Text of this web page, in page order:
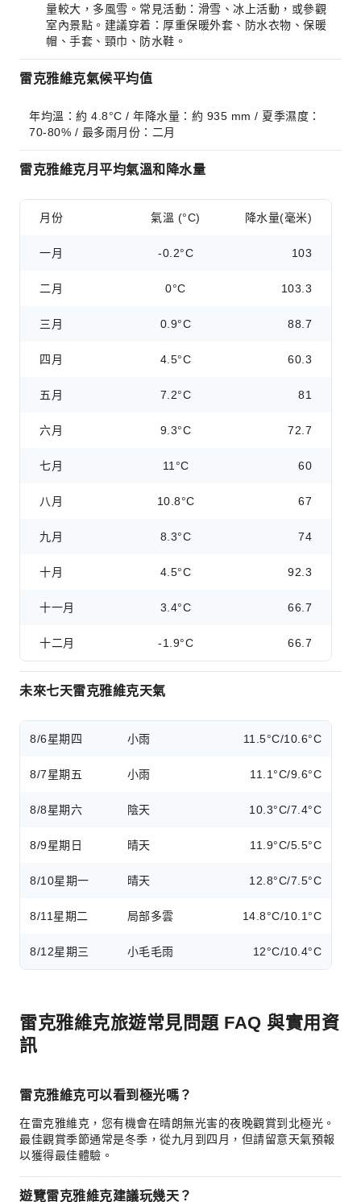
量較大，多風雪。常見活動：滑雪、冰上活動，或參觀
室內景點。建議穿着：厚重保暖外套、防水衣物、保暖
帽、手套、頸巾、防水鞋。
雷克雅維克氣候平均值
年均溫：約 4.8°C / 年降水量：約 935 mm / 夏季濕度：
70-80% / 最多雨月份：二月
雷克雅維克月平均氣溫和降水量
月份 氣溫 (°C) 降水量(毫米)
一月 -0.2°C 103
二月 0°C 103.3
三月 0.9°C 88.7
四月 4.5°C 60.3
五月 7.2°C 81
六月 9.3°C 72.7
七月 11°C 60
八月 10.8°C 67
九月 8.3°C 74
十月 4.5°C 92.3
十一月 3.4°C 66.7
十二月 -1.9°C 66.7
未來七天雷克雅維克天氣
8/6星期四 小雨 11.5°C/10.6°C
8/7星期五 小雨 11.1°C/9.6°C
8/8星期六 陰天 10.3°C/7.4°C
8/9星期日 晴天 11.9°C/5.5°C
8/10星期一 晴天 12.8°C/7.5°C
8/11 星期二 局部多雲 14.8°C/10.1°C
8/12星期三 小毛毛雨 12°C/10.4°C
雷克雅維克旅遊常見問題 FAQ 與實用資
訊
雷克雅維克可以看到極光嗎？
在雷克雅維克，您有機會在晴朗無光害的夜晚觀賞到北極光。
最佳觀賞季節通常是冬季，從九月到四月，但請留意天氣預報
以獲得最佳體驗。
遊覽雷克雅維克建議玩幾天？